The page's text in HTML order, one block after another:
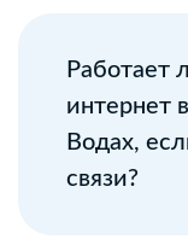
Работает
интернет
Водах,
связи?